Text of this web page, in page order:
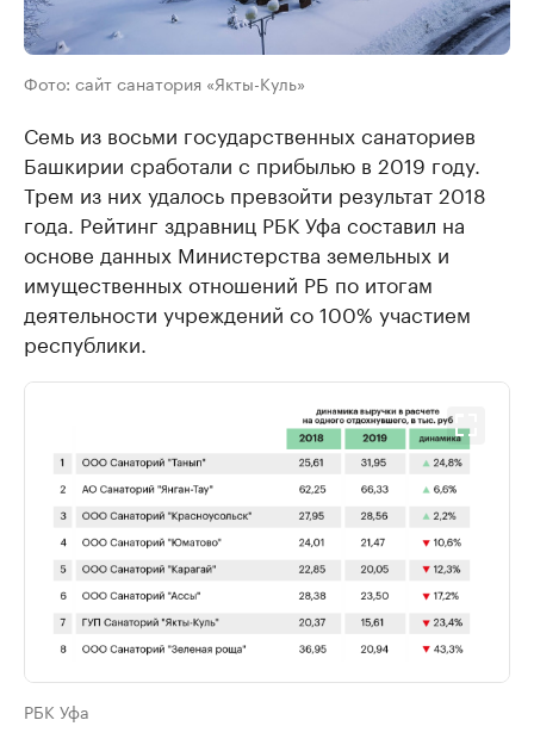
Фото: сайт санатория «Якты-Куль»
Семь из восьми государственных санаториев
Башкирии сработали с прибылью в 2019 году.
Трем из них удалось превзойти результат 2018
года. Рейтинг здравниц РБК Уфа составил на
основе данных Министерства земельных и
имущественных отношений РБ по итогам
деятельности учреждений со 100% участием
республики.
РБК Уфа